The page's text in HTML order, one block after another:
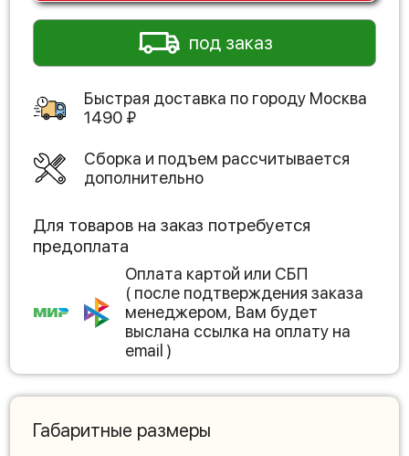
под заказ
Быстрая доставка по городу Москва
1490 ₽
Сборка и подъем рассчитывается
дополнительно
Для товаров на заказ потребуется
предоплата
Оплата картой или СБП
( после подтверждения заказа
менеджером, Вам будет
выслана ссылка на оплату на
email )
Габаритные размеры